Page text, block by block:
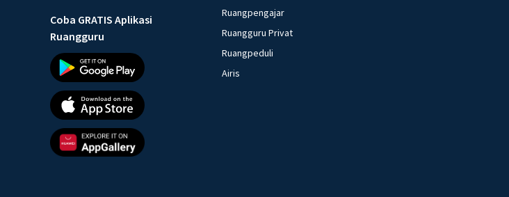
Coba GRATIS Aplikasi
Ruangguru
Ruangpengajar
Ruangguru Privat
Ruangpeduli
Airis